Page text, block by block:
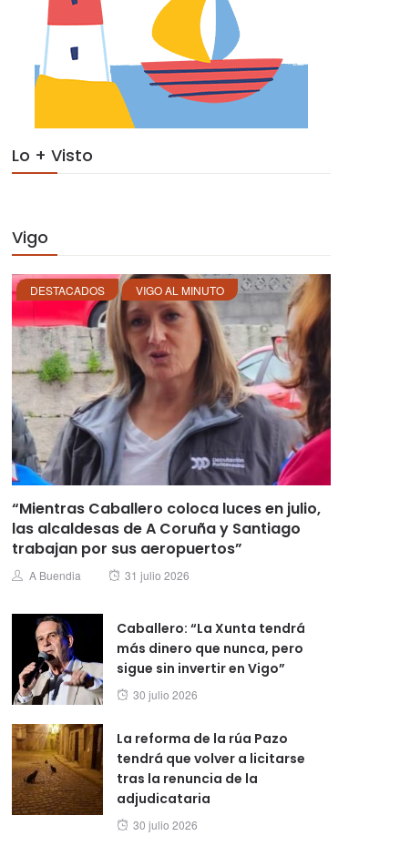
Lo + Visto
Vigo
DESTACADOS VIGO AL MINUTO
“Mientras Caballero coloca luces en julio,
las alcaldesas de A Coruña y Santiago
trabajan por sus aeropuertos”
Author
A Buendia
Posted
31 julio 2026
Caballero: “La Xunta tendrá
más dinero que nunca, pero
sigue sin invertir en Vigo”
Posted
30 julio 2026
La reforma de la rúa Pazo
tendrá que volver a licitarse
tras la renuncia de la
adjudicataria
Posted
30 julio 2026